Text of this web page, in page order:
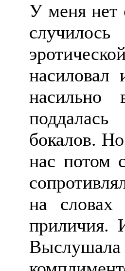
У меня нет
бокалов.
нас потом
на
приличия.